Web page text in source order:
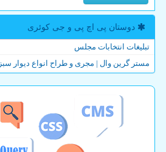
دوستان پی اچ پی و جی كوئری
تبلیغات انتخابات مجلس
مستر گرین وال | مجری و طراح انواع دیوار سبز